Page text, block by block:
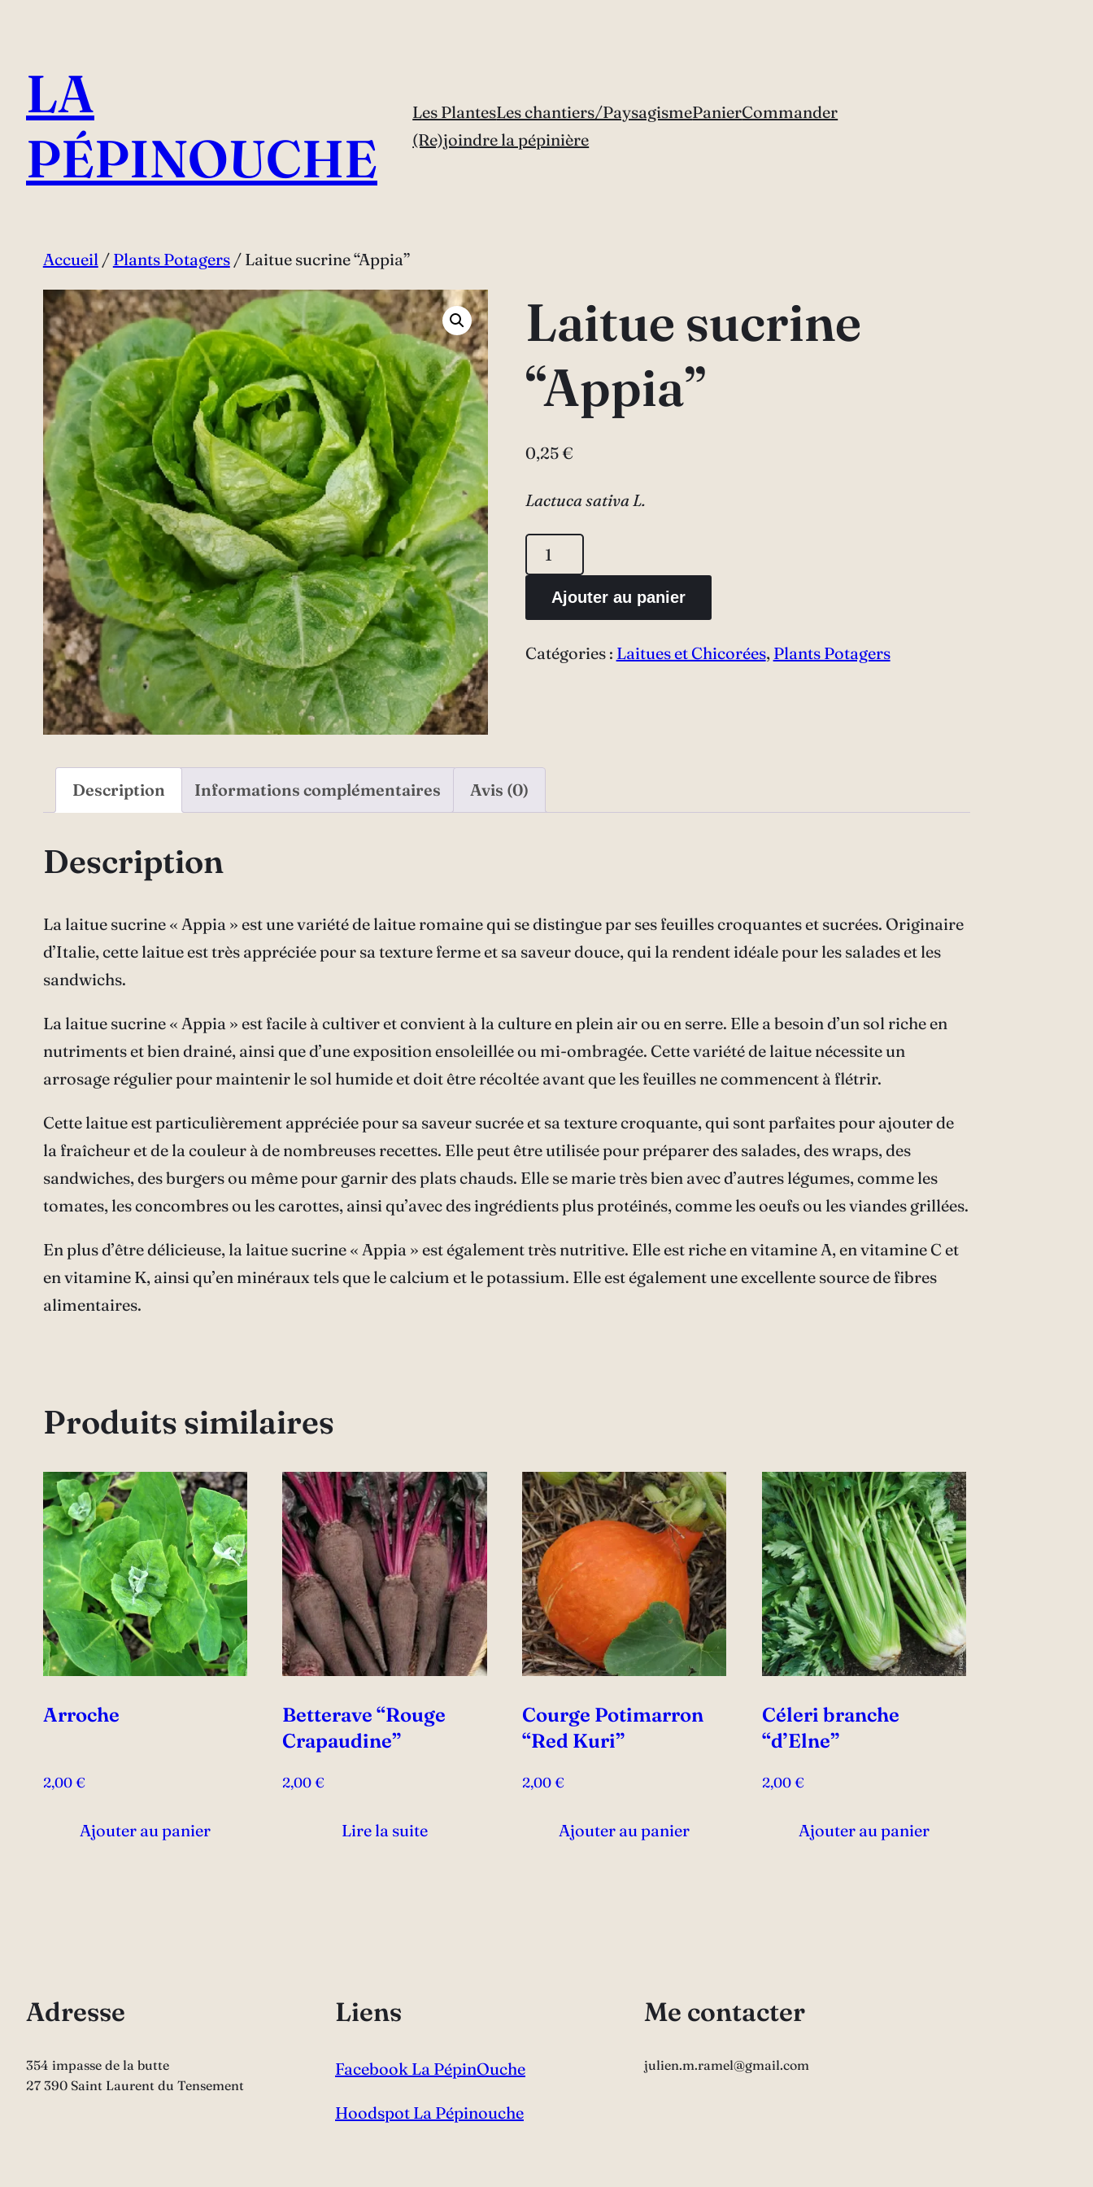
contenu
LA
PÉPINOUCHE
Les PlantesLes chantiers/PaysagismePanierCommander
(Re)joindre la pépinière
Accueil / Plants Potagers/ Laitue sucrine “Appia”
Laitue sucrine
“Appia”
0,25€
Lactuca sativa L.
quantité
de
Laitue
"Appia"
Ajouter au panier
Catégories : Laitues et Chicorées, Plants Potagers
Description Informations complémentaires Avis (0)
Description
La laitue sucrine « Appia » est une variété de laitue romaine qui se distingue par ses feuilles croquantes et sucrées. Originaire
d’Italie, cette laitue est très appréciée pour sa texture ferme et sa saveur douce, qui la rendent idéale pour les salades et les
sandwichs.
La laitue sucrine « Appia » est facile à cultiver et convient à la culture en plein air ou en serre. Elle a besoin d’un sol riche en
nutriments et bien drainé, ainsi que d’une exposition ensoleillée ou mi-ombragée. Cette variété de laitue nécessite un
arrosage régulier pour maintenir le sol humide et doit être récoltée avant que les feuilles ne commencent à flétrir.
Cette laitue est particulièrement appréciée pour sa saveur sucrée et sa texture croquante, qui sont parfaites pour ajouter de
la fraîcheur et de la couleur à de nombreuses recettes. Elle peut être utilisée pour préparer des salades, des wraps, des
sandwiches, des burgers ou même pour garnir des plats chauds. Elle se marie très bien avec d’autres légumes, comme les
tomates, les concombres ou les carottes, ainsi qu’avec des ingrédients plus protéinés, comme les oeufs ou les viandes grillées.
En plus d’être délicieuse, la laitue sucrine « Appia » est également très nutritive. Elle est riche en vitamine A, en vitamine C et
en vitamine K, ainsi qu’en minéraux tels que le calcium et le potassium. Elle est également une excellente source de fibres
alimentaires.
Produits similaires
Arroche
2,00€
Ajouter au panier
Betterave “Rouge
Crapaudine”
2,00€
Lire la suite
Courge Potimarron
“Red Kuri”
2,00€
Ajouter au panier
Céleri branche
“d’Elne”
2,00€
Ajouter au panier
Adresse
354 impasse de la butte
27 390 Saint Laurent du Tensement
Liens
Facebook La PépinOuche
Hoodspot La Pépinouche
Me contacter
julien.m.ramel@gmail.com